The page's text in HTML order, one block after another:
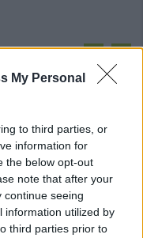
My Personal
to third parties, or
information for
the below opt-out
note that after your
continue seeing
information utilized by
third parties prior to
Markic, Contucci,
Souare e Galic